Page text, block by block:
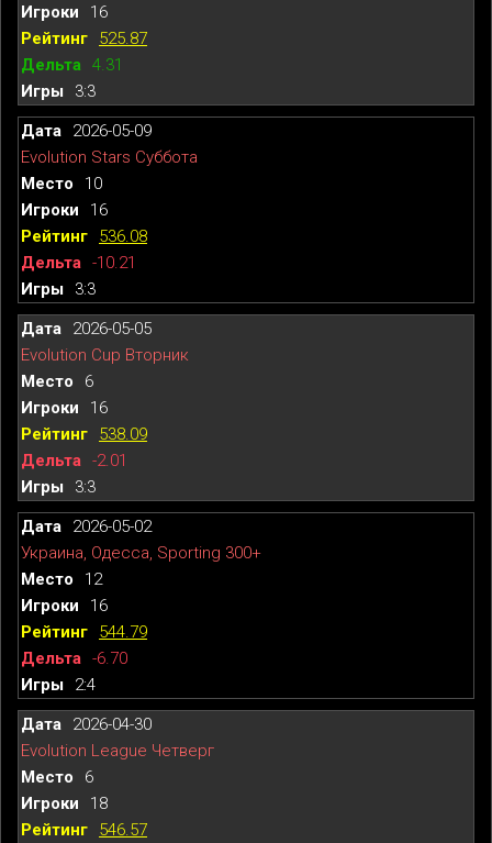
16
525.87
4.31
3:3
2026-05-09
Evolution Stars Суббота
10
16
536.08
-10.21
3:3
2026-05-05
Evolution Cup Вторник
6
16
538.09
-2.01
3:3
2026-05-02
Украина, Одесса, Sporting 300+
12
16
544.79
-6.70
2:4
2026-04-30
Evolution League Четверг
6
18
546.57